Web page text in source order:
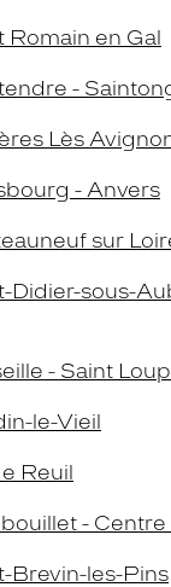
Romain en Gal
-
Lès
- Anvers
sur
Didier-sous-
- Saint Loup
le-Vieil
Reuil
- Centre
Brevin-les-Pins